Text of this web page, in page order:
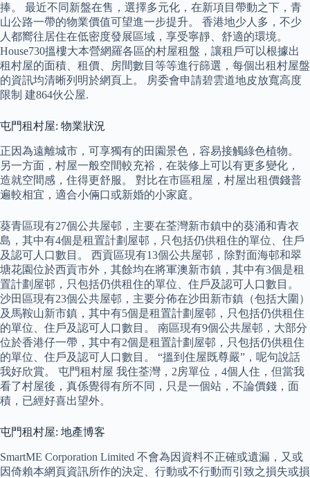
捧。 最近不同新盤在售，選擇多元化，在新項目帶動之下，青
山公路一帶的物業價值可望進一步提升。 香港地少人多，不少
人都嚮往居住在低密度發展區域，享受寧靜、舒適的環境。
House730搵樓大本營網羅各區的村屋租盤，讓租戶可以根據出
租村屋的面積、租價、房間數目等等進行篩選，每個出租村屋盤
的資訊均清晰列明於網頁上。 房委會申請碧雲道地皮放寬高度
限制 建864伙公屋.
屯門租村屋: 物業狀況
正因為遠離城市，可享獨有的田園景色，容易接觸綠色植物。
另一方面，村屋一般空間較充裕，在裝修上可以有更多變化，
造就空間感，住得更舒服。 對比在市區租屋，村屋出租價錢普
遍較相宜，適合小倆口或新婚的小家庭。
葵青區現有27個公共屋邨，主要在荃灣新市鎮中的葵涌和青衣
島，其中有4個是租置計劃屋邨，只包括仍供租住的單位、住戶
及認可人口數目。 西貢區現有13個公共屋邨，除對面海邨和翠
塘花園位於西貢市外，其餘均在將軍澳新市鎮，其中有3個是租
置計劃屋邨，只包括仍供租住的單位、住戶及認可人口數目。
沙田區現有23個公共屋邨，主要分佈在沙田新市鎮（包括大圍）
及馬鞍山新市鎮，其中有5個是租置計劃屋邨，只包括仍供租住
的單位、住戶及認可人口數目。 南區現有9個公共屋邨，大部分
位於香港仔一帶，其中有2個是租置計劃屋邨，只包括仍供租住
的單位、住戶及認可人口數目。 “搵到住屋既尊嚴”，呢句說話
我好欣賞。 屯門租村屋 我住荃灣，2房單位，4個人住，但當我
看了村屋後，真係覺得有所不同，只是一個站，不論價錢，面
積，已經好喜出望外。
屯門租村屋: 地產博客
SmartME Corporation Limited 不會為因資料不正確或遺漏，又或
因倚賴本網頁資訊所作的決定、行動或不行動而引致之損失或損